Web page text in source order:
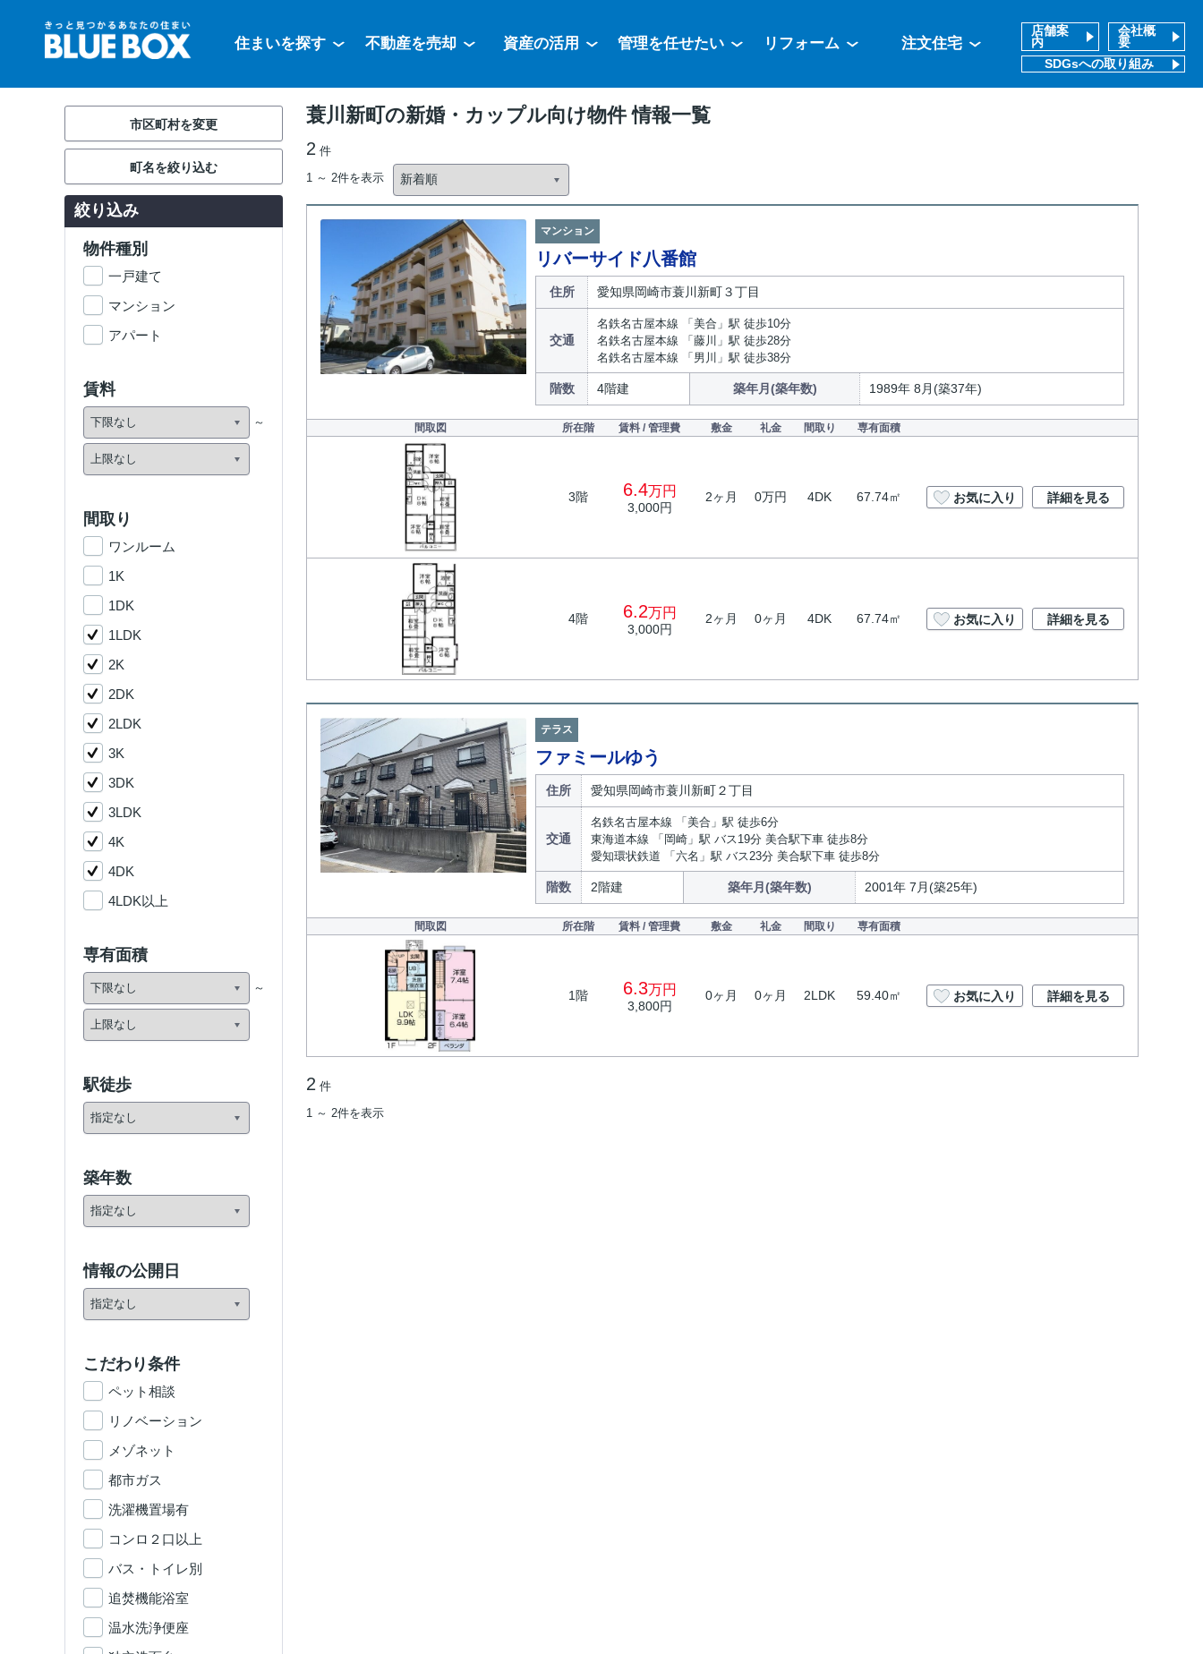
住まいを探す 不動産を売却 資産の活用 管理を任せたい リフォーム 注文住宅
店舗案
内
会社概
要
SDGsへの取り組み
蓑川新町の新婚・カップル向け物件 情報一覧
2 件
1 ～ 2件を表示
マンション
リバーサイド八番館
住所 愛知県岡崎市蓑川新町３丁目
交通
名鉄名古屋本線 「美合」駅 徒歩10分
名鉄名古屋本線 「藤川」駅 徒歩28分
名鉄名古屋本線 「男川」駅 徒歩38分
階数 4階建 築年月(築年数) 1989年 8月(築37年)
間取図 所在階 賃料 / 管理費 敷金 礼金 間取り 専有面積
3階 6.4万円
3,000円
2ヶ月 0万円 4DK 67.74㎡ お気に入り 詳細を見る
4階 6.2万円
3,000円
2ヶ月 0ヶ月 4DK 67.74㎡ お気に入り 詳細を見る
テラス
ファミールゆう
住所 愛知県岡崎市蓑川新町２丁目
交通
名鉄名古屋本線 「美合」駅 徒歩6分
東海道本線 「岡崎」駅 バス19分 美合駅下車 徒歩8分
愛知環状鉄道 「六名」駅 バス23分 美合駅下車 徒歩8分
階数 2階建 築年月(築年数) 2001年 7月(築25年)
間取図 所在階 賃料 / 管理費 敷金 礼金 間取り 専有面積
1階 6.3万円
3,800円
0ヶ月 0ヶ月 2LDK 59.40㎡ お気に入り 詳細を見る
2 件
1 ～ 2件を表示
市区町村を変更
町名を絞り込む
絞り込み
物件種別
一戸建て
マンション
アパート
賃料
間取り
ワンルーム
1K
1DK
1LDK
2K
2DK
2LDK
3K
3DK
3LDK
4K
4DK
4LDK以上
専有面積
駅徒歩
築年数
情報の公開日
こだわり条件
ペット相談
リノベーション
メゾネット
都市ガス
洗濯機置場有
コンロ２口以上
バス・トイレ別
追焚機能浴室
温水洗浄便座